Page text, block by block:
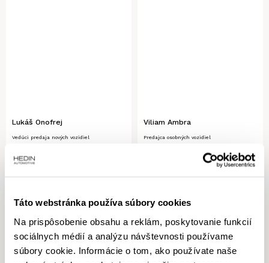
Táto webstránka používa súbory cookies
Na prispôsobenie obsahu a reklám, poskytovanie funkcií
sociálnych médií a analýzu návštevnosti používame
súbory cookie. Informácie o tom, ako používate naše
Lukáš Onofrej
Vedúci predaja nových vozidiel
+421 908 754 937
Viliam Ambra
Predajca osobných vozidiel
Viliam.Ambra@hedinautomotive.sk